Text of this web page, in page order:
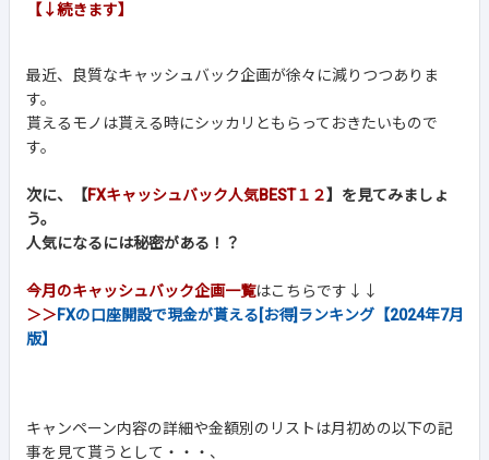
【↓続きます】
最近、良質なキャッシュバック企画が徐々に減りつつありま
す。
貰えるモノは貰える時にシッカリともらっておきたいもので
す。
次に、【FXキャッシュバック人気BEST１２】を見てみましょ
う。
人気になるには秘密がある！？
今月のキャッシュバック企画一覧はこちらです↓↓
＞＞ FXの口座開設で現金が貰える[お得]ランキング【2024年7月
版】
キャンペーン内容の詳細や金額別のリストは月初めの以下の記
事を見て貰うとして・・・、